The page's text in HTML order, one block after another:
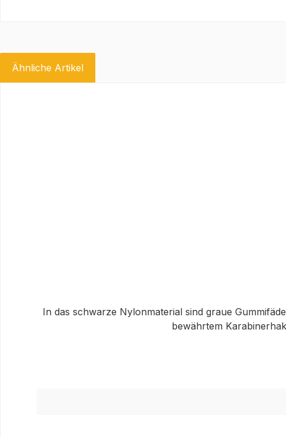
Ähnliche Artikel
In das schwarze Nylonmaterial sind graue
bewährtem